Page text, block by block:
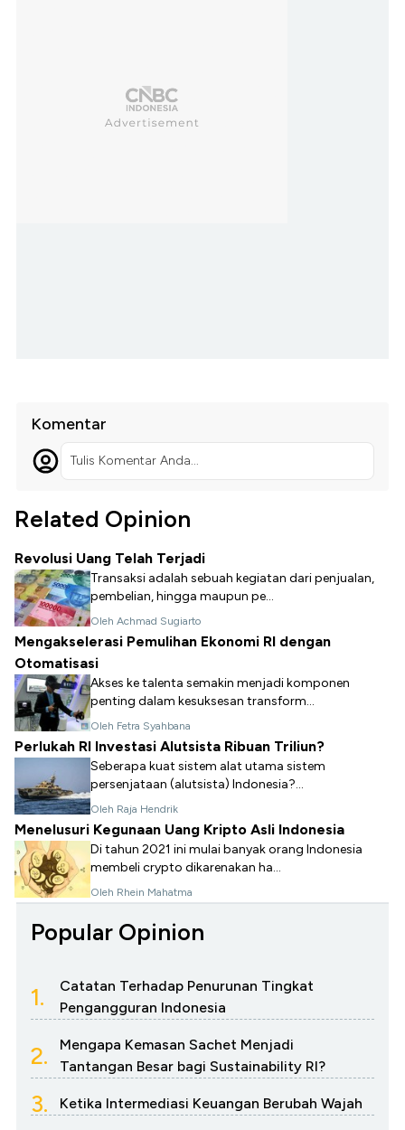
Komentar
Tulis Komentar Anda...
Related Opinion
Revolusi Uang Telah Terjadi
Transaksi adalah sebuah kegiatan dari penjualan,
pembelian, hingga maupun pe...
Oleh Achmad Sugiarto
Mengakselerasi Pemulihan Ekonomi RI dengan
Otomatisasi
Akses ke talenta semakin menjadi komponen
penting dalam kesuksesan transform...
Oleh Fetra Syahbana
Perlukah RI Investasi Alutsista Ribuan Triliun?
Seberapa kuat sistem alat utama sistem
persenjataan (alutsista) Indonesia?...
Oleh Raja Hendrik
Menelusuri Kegunaan Uang Kripto Asli Indonesia
Di tahun 2021 ini mulai banyak orang Indonesia
membeli crypto dikarenakan ha...
Oleh Rhein Mahatma
Popular Opinion
1.
Catatan Terhadap Penurunan Tingkat
Pengangguran Indonesia
2.
Mengapa Kemasan Sachet Menjadi
Tantangan Besar bagi Sustainability RI?
3. Ketika Intermediasi Keuangan Berubah Wajah